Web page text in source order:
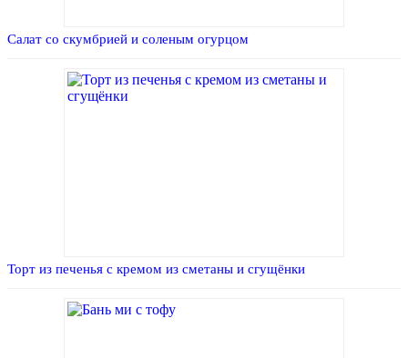
Салат со скумбрией и соленым огурцом
Торт из печенья с кремом из сметаны и сгущёнки